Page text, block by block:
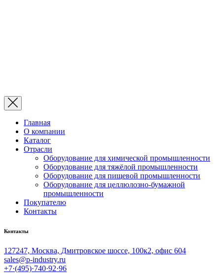
Главная
О компании
Каталог
Отрасли
Оборудование для химической промышленности
Оборудование для тяжёлой промышленности
Оборудование для пищевой промышленности
Оборудование для целлюлозно-бумажной
промышленности
Покупателю
Контакты
Контакты
127247, Москва, Дмитровское шоссе, 100к2, офис 604
sales@p-industry.ru
+7·(495)·740·92·96